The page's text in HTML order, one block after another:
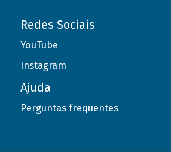
Redes Sociais
YouTube
Instagram
Ajuda
Perguntas frequentes